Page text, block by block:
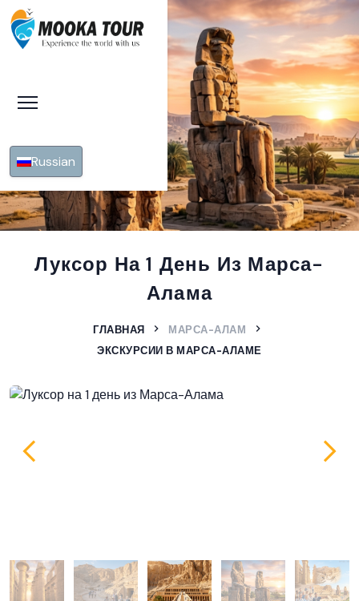
Russian
Луксор На 1 День Из Марса-
Алама
ГЛАВНАЯ
МАРСА-АЛАМ
ЭКСКУРСИИ В МАРСА-АЛАМЕ